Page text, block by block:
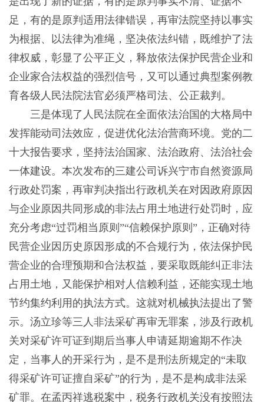
足，有的是原判适用法律错误，再审法院坚持以事实
为根据、以法律为准绳，坚决依法纠错，既维护了法
律权威，彰显了公平正义，释放依法保护民营企业和
企业家合法权益的强烈信号，又可以通过典型案例教
育各级人民法院法官必须严格司法、公正裁判。
三是体现了人民法院在全面依法治国的大格局中
发挥能动司法效应，促进优化法治营商环境。党的二
十大报告要求，坚持法治国家、法治政府、法治社会
一体建设。本次发布的三建公司诉兴宁市自然资源局
行政处罚案，再审判决指出行政机关在对因政府原因
与企业原因共同形成的非法占用土地进行处罚时，应
充分考虑“过罚相当原则”“信赖保护原则”，正确对待
民营企业因历史原因形成的不合规行为，依法保护民
营企业的合理预期和合法权益，要采取既能纠正非法
占用土地，又能保护相对人信赖利益，还能实现土地
节约集约利用的执法方式。这就对机械执法提出了警
示。汤立珍等三人非法采矿再审无罪案，涉及行政机
关对采矿许可证到期后当事人申请延期逾期不作决
定，当事人的开采行为，是不是刑法所规定的“未取
得采矿许可证擅自采矿”的行为，是不是构成非法采
矿罪。在孟丙祥逃税案中，税务行政机关没有按照法